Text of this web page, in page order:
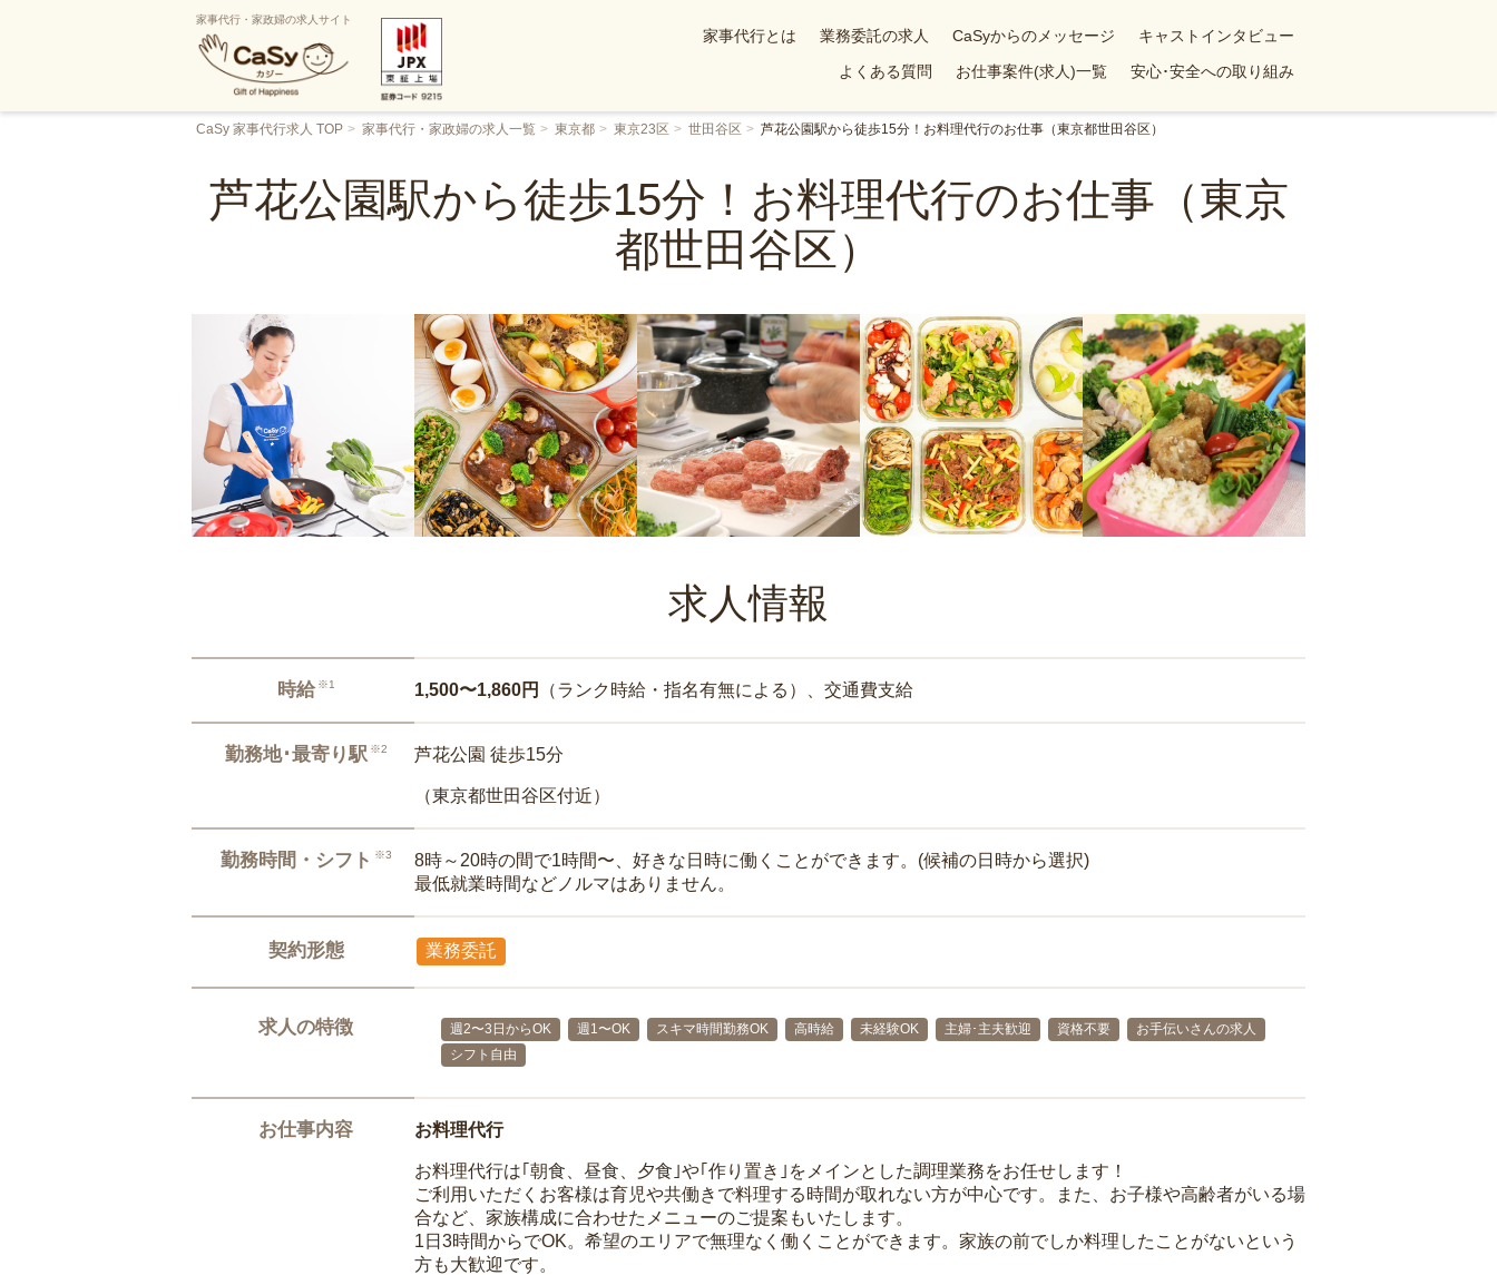
家事代行・家政婦の求人サイト
家事代行とは 業務委託の求人 CaSyからのメッセージ
キャストインタビュー
よくある質問
お仕事案件(求人)一覧 安心･安全への取り組み
CaSy 家事代行求人 TOP 家事代行・家政婦の求人一覧 東京都 東京23区 世田谷区 芦花公園駅から徒歩15分！お料理代行のお仕事（東京都世田谷区）
芦花公園駅から徒歩15分！お料理代行のお仕事（東京
都世田谷区）
求人情報
時給 ※1 1,500〜1,860円 （ランク時給・指名有無による）、交通費支給
勤務地･最寄り駅 ※2 芦花公園 徒歩15分
（東京都世田谷区付近）
勤務時間・シフト ※3
8時～20時の間で1時間〜、好きな日時に働くことができます。(候補の日時から選択)
最低就業時間などノルマはありません。
契約形態 業務委託
求人の特徴 週2〜3日からOK 週1〜OK スキマ時間勤務OK 高時給 未経験OK 主婦･主夫歓迎 資格不要
お手伝いさんの求人
シフト自由
お仕事内容 お料理代行
お料理代行は｢朝食、昼食、夕食｣や｢作り置き｣をメインとした調理業務をお任せします！
ご利用いただくお客様は育児や共働きで料理する時間が取れない方が中心です。また、お子様や高齢者がいる場
合など、家族構成に合わせたメニューのご提案もいたします。
1日3時間からでOK。希望のエリアで無理なく働くことができます。家族の前でしか料理したことがないという
方も大歓迎です。